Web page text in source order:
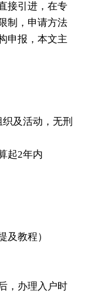
接引进，在专
制，申请方法
申报，本文主
及活动，无刑
起2年内
教程）
，办理入户时